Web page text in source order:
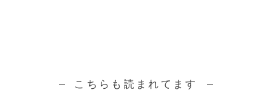
こちらも読まれてます